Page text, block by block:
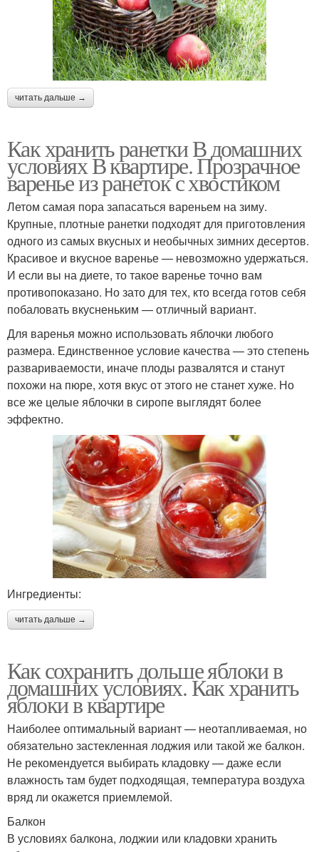
читать дальше →
Как хранить ранетки В домашних
условиях В квартире. Прозрачное
варенье из ранеток с хвостиком
Летом самая пора запасаться вареньем на зиму.
Крупные, плотные ранетки подходят для приготовления
одного из самых вкусных и необычных зимних десертов.
Красивое и вкусное варенье — невозможно удержаться.
И если вы на диете, то такое варенье точно вам
противопоказано. Но зато для тех, кто всегда готов себя
побаловать вкусненьким — отличный вариант.
Для варенья можно использовать яблочки любого
размера. Единственное условие качества — это степень
развариваемости, иначе плоды развалятся и станут
похожи на пюре, хотя вкус от этого не станет хуже. Но
все же целые яблочки в сиропе выглядят более
эффектно.
Ингредиенты:
читать дальше →
Как сохранить дольше яблоки в
домашних условиях. Как хранить
яблоки в квартире
Наиболее оптимальный вариант — неотапливаемая, но
обязательно застекленная лоджия или такой же балкон.
Не рекомендуется выбирать кладовку — даже если
влажность там будет подходящая, температура воздуха
вряд ли окажется приемлемой.
Балкон
В условиях балкона, лоджии или кладовки хранить